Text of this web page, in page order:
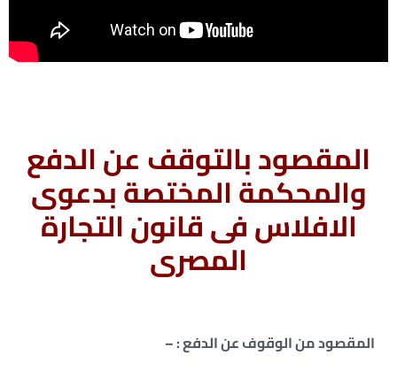
المقصود بالتوقف عن الدفع
والمحكمة المختصة بدعوى
الافلاس فى قانون التجارة
المصرى
المقصود من الوقوف عن الدفع : –